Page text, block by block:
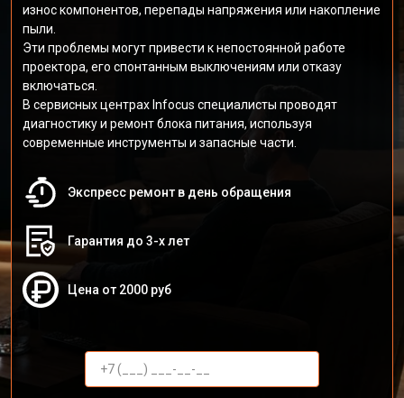
износ компонентов, перепады напряжения или накопление
пыли.
Эти проблемы могут привести к непостоянной работе
проектора, его спонтанным выключениям или отказу
включаться.
В сервисных центрах Infocus специалисты проводят
диагностику и ремонт блока питания, используя
современные инструменты и запасные части.
Экспресс ремонт в день обращения
Гарантия до 3-х лет
Цена от 2000 руб